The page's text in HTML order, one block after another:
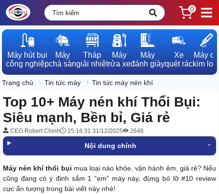
0
Máy hút bụi
công nghiệp
Máy
chà sàn
Tháp
giải nhiệt
Máy
rửa xe
Máy
đánh giày
Xe
quét rác
Máy dò
kim loại
Trang chủ Tin tức máy Tin tức máy nén khí
Top 10+ Máy nén khí Thổi Bụi:
Siêu mạnh, Bền bỉ, Giá rẻ
CEO Robert Chinh 15:16:31 31/12/2025 2646
Nội dung chính
Máy nén khí thổi bụi mua loại nào khỏe, vận hành êm, giá rẻ? Nếu
cũng đang có ý định sắm 1 “em” máy này, đừng bỏ lỡ #10 review
cực ấn tượng trong bài viết này nhé!